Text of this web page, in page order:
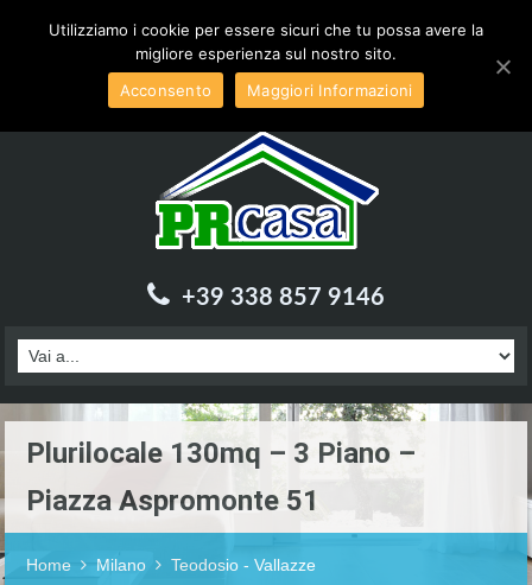
Inviaci una email a : info@prcasa.it
+39 338 857 9146
Plurilocale 130mq – 3 Piano –
Piazza Aspromonte 51
Home Milano Teodosio - Vallazze
Utilizziamo i cookie per essere sicuri che tu possa avere la
migliore esperienza sul nostro sito.
Acconsento
Maggiori Informazioni